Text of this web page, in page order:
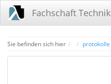
Fachschaft Technik
Sie befinden sich hier Homeprotokolle